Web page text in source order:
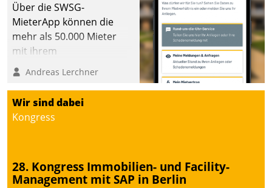
Über die SWSG-
MieterApp können die
mehr als 50.000 Mieter
mit ihrem
Wohnungsunternehmen
kommunizieren, auf dem
Laufenden bleiben, Daten
einsehen und ändern
oder
Uhr.
Andreas Lerchner
Wir sind dabei
Kongress
28. Kongress Immobilien- und Facility-
Management mit SAP in Berlin